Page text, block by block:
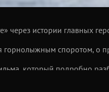
через истории главных
споротом, о
который подробно
почему горнолыжный